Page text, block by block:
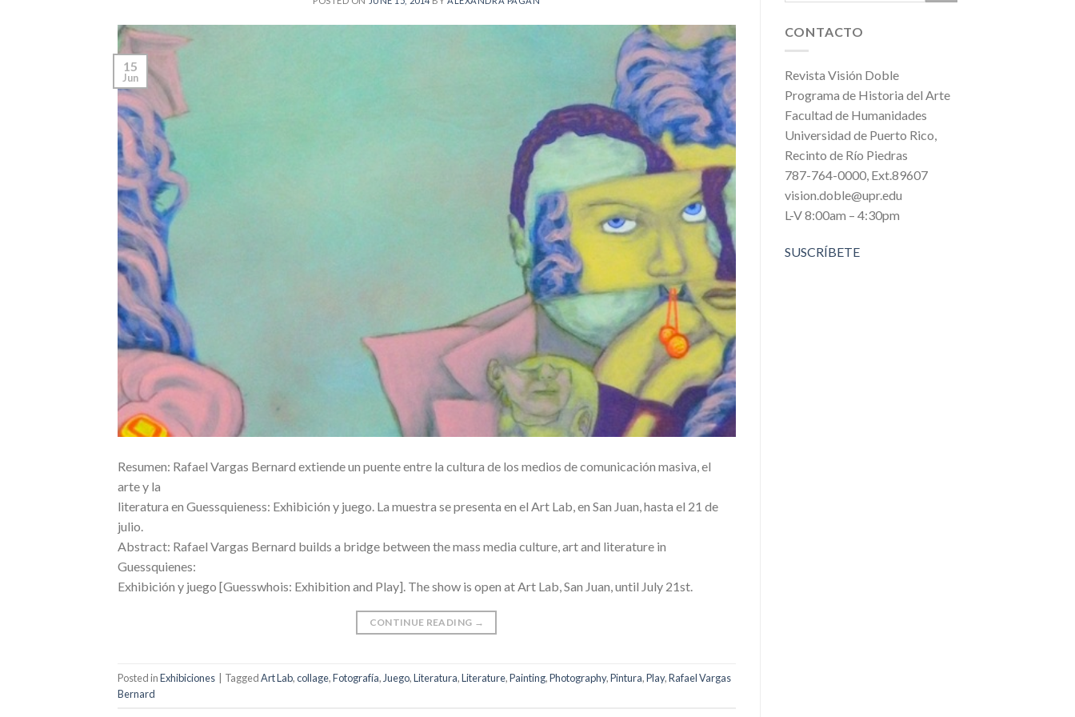
15
Jun
Resumen: Rafael Vargas Bernard extiende un puente entre la cultura de los medios de comunicación masiva, el
arte y la
literatura en Guessquieness: Exhibición y juego. La muestra se presenta en el Art Lab, en San Juan, hasta el 21 de
julio.
Abstract: Rafael Vargas Bernard builds a bridge between the mass media culture, art and literature in
Guessquienes:
Exhibición y juego [Guesswhois: Exhibition and Play]. The show is open at Art Lab, San Juan, until July 21st.
CONTINUE READING →
Posted inExhibiciones TaggedArt Lab,collage,Fotografía, Juego,Literatura,Literature,Painting,Photography,Pintura,Play,Rafael Vargas
Bernard
CONTACTO
Revista Visión Doble
Programa de Historia del Arte
Facultad de Humanidades
Universidad de Puerto Rico,
Recinto de Río Piedras
787-764-0000, Ext.89607
vision.doble@upr.edu
L-V 8:00am – 4:30pm
SUSCRÍBETE